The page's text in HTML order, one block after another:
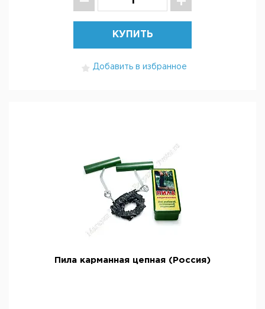
КУПИТЬ
Добавить в избранное
Пила карманная цепная (Россия)